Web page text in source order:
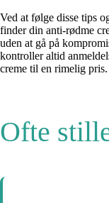
Ved at følge disse tips
finder din anti-rødme
uden at gå på
kontroller altid
creme til en rimelig pris.
Ofte